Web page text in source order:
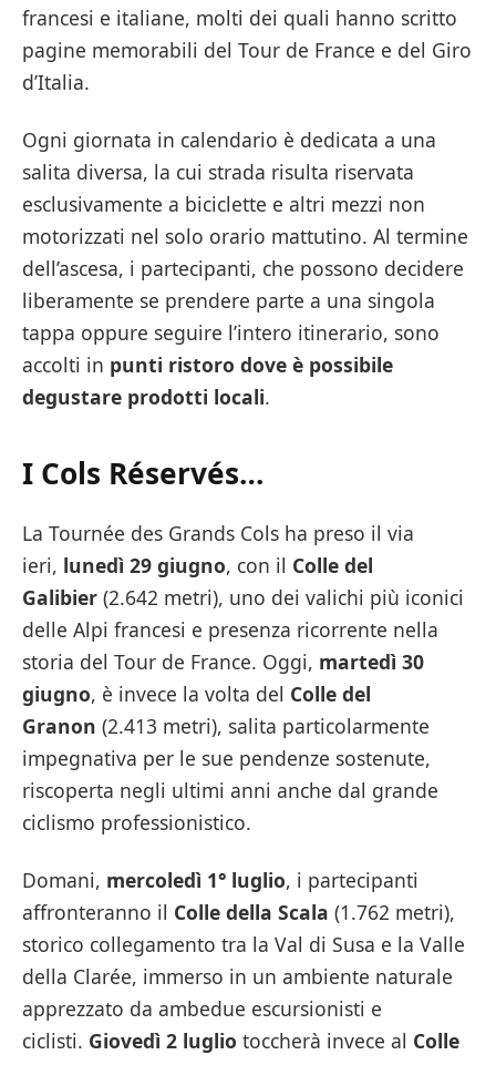
francesi e italiane, molti dei quali hanno scritto
pagine memorabili del Tour de France e del Giro
d’Italia.
Ogni giornata in calendario è dedicata a una
salita diversa, la cui strada risulta riservata
esclusivamente a biciclette e altri mezzi non
motorizzati nel solo orario mattutino. Al termine
dell’ascesa, i partecipanti, che possono decidere
liberamente se prendere parte a una singola
tappa oppure seguire l’intero itinerario, sono
accolti in punti ristoro dove è possibile
degustare prodotti locali.
I Cols Réservés…
La Tournée des Grands Cols ha preso il via
ieri, lunedì 29 giugno, con il Colle del
Galibier (2.642 metri), uno dei valichi più iconici
delle Alpi francesi e presenza ricorrente nella
storia del Tour de France. Oggi, martedì 30
giugno, è invece la volta del Colle del
Granon (2.413 metri), salita particolarmente
impegnativa per le sue pendenze sostenute,
riscoperta negli ultimi anni anche dal grande
ciclismo professionistico.
Domani, mercoledì 1° luglio, i partecipanti
affronteranno il Colle della Scala (1.762 metri),
storico collegamento tra la Val di Susa e la Valle
della Clarée, immerso in un ambiente naturale
apprezzato da ambedue escursionisti e
ciclisti. Giovedì 2 luglio toccherà invece al Colle